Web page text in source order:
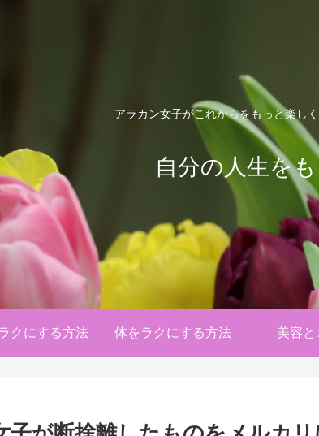
アラカン女子がこれからをもっと楽し
自分の人生を
クにする方法 体をラクにする方法 美容と